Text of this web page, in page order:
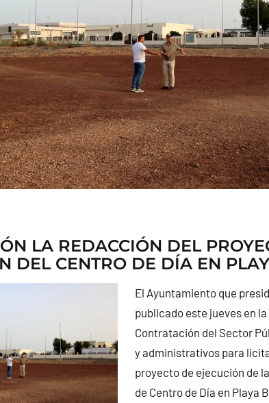
LA REDACCIÓN DEL
DEL CENTRO DE DÍA EN
El Ayuntamiento que
publicado este jueves en
Contratación del Sector
y administrativos para
proyecto de ejecución de
de Centro de Día en Playa